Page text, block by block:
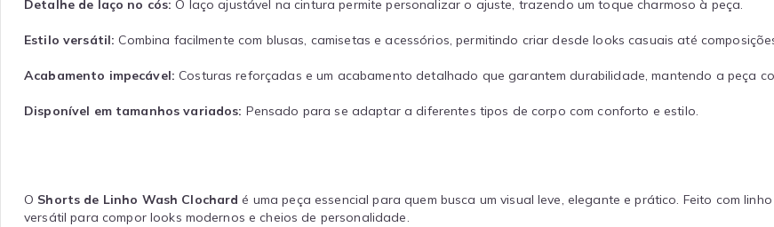
Detalhe de laço no cós: O laço ajustável na cintura permite personalizar o ajuste, trazendo um toque charmoso à peça.
Estilo versátil: Combina facilmente com blusas, camisetas e acessórios, permitindo criar desde looks casuais até
Acabamento impecável: Costuras reforçadas e um acabamento detalhado que garantem durabilidade, mantendo a peça
Disponível em tamanhos variados: Pensado para se adaptar a diferentes tipos de corpo com conforto e estilo.
O Shorts de Linho Wash Clochard é uma peça essencial para quem busca um visual leve, elegante e prático. Feito com
versátil para compor looks modernos e cheios de personalidade.